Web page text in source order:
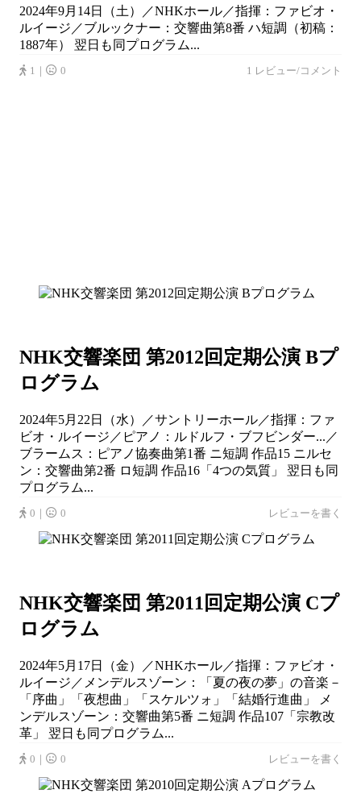
2024年9月14日（土）／NHKホール／指揮：ファビオ・
ルイージ／ブルックナー：交響曲第8番 ハ短調（初稿：
1887年） 翌日も同プログラム...
1｜ 0 1 レビュー/コメント
NHK交響楽団 第2012回定期公演 Bプ
ログラム
2024年5月22日（水）／サントリーホール／指揮：ファ
ビオ・ルイージ／ピアノ：ルドルフ・ブフビンダー...／
ブラームス：ピアノ協奏曲第1番 ニ短調 作品15 ニルセ
ン：交響曲第2番 ロ短調 作品16「4つの気質」 翌日も同
プログラム...
0｜ 0 レビューを書く
NHK交響楽団 第2011回定期公演 Cプ
ログラム
2024年5月17日（金）／NHKホール／指揮：ファビオ・
ルイージ／メンデルスゾーン：「夏の夜の夢」の音楽－
「序曲」「夜想曲」「スケルツォ」「結婚行進曲」 メ
ンデルスゾーン：交響曲第5番 ニ短調 作品107「宗教改
革」 翌日も同プログラム...
0｜ 0 レビューを書く